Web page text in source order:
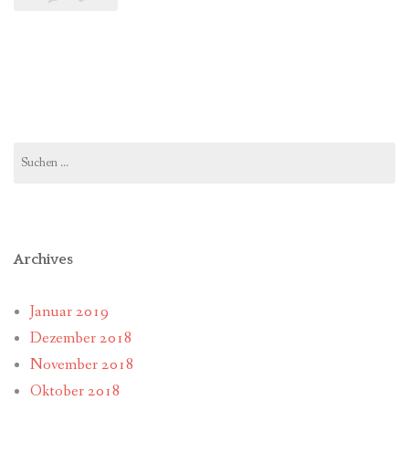
nach:
Archives
Januar 2019
Dezember 2018
November 2018
Oktober 2018